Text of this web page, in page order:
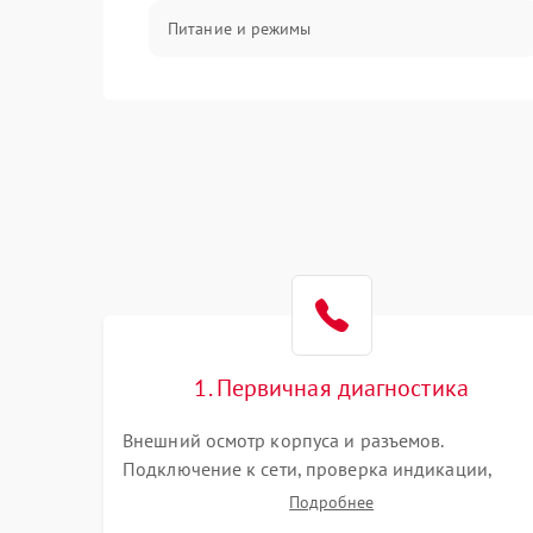
Питание и режимы
1. Первичная диагностика
Внешний осмотр корпуса и разъемов.
Подключение к сети, проверка индикации,
звуковых сигналов и кодов ошибок. Измерение
Подробнее